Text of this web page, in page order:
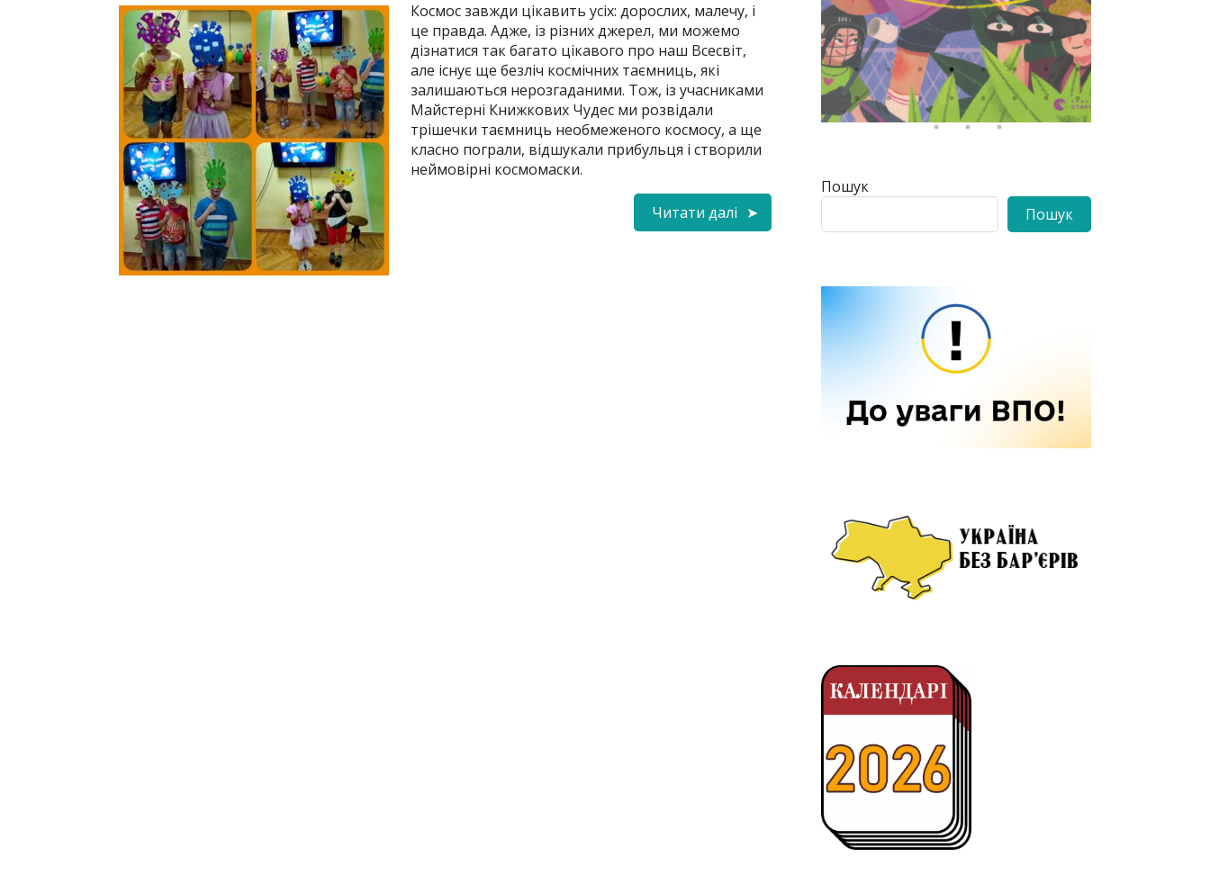
Космос завжди цікавить усіх: дорослих, малечу, і
це правда. Адже, із різних джерел, ми можемо
дізнатися так багато цікавого про наш Всесвіт,
але існує ще безліч космічних таємниць, які
залишаються нерозгаданими. Тож, із учасниками
Майстерні Книжкових Чудес ми розвідали
трішечки таємниць необмеженого космосу, а ще
класно пограли, відшукали прибульця і створили
неймовірні космомаски.
Читати далі
Пошук
Пошук